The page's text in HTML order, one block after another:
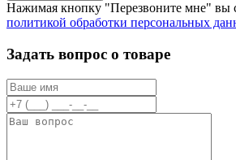
Нажимая кнопку "Перезвоните мне" вы
политикой обработки персональных
Задать вопрос о товаре